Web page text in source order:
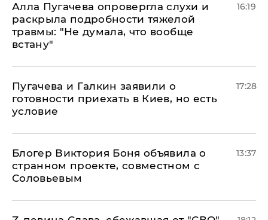
Алла Пугачева опровергла слухи и
раскрыла подробности тяжелой
травмы: "Не думала, что вообще
встану"
16:19
Пугачева и Галкин заявили о
готовности приехать в Киев, но есть
условие
17:28
Блогер Виктория Боня объявила о
странном проекте, совместном с
Соловьевым
13:37